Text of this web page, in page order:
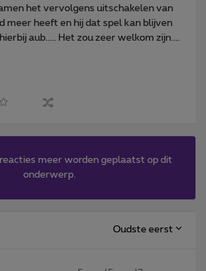
het vervolgens uitschakelen van
meer heeft en hij dat spel kan blijven
aub..... Het zou zeer welkom zijn....
meer worden geplaatst op dit
onderwerp.
Oudste eerst